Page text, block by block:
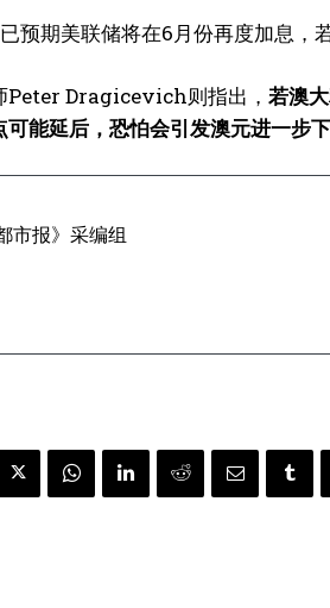
预期美联储将在6月份再度加息，
Peter Dragicevich则指出， 若澳
能延后，恐怕会引发澳元进一步下
市报》采编组